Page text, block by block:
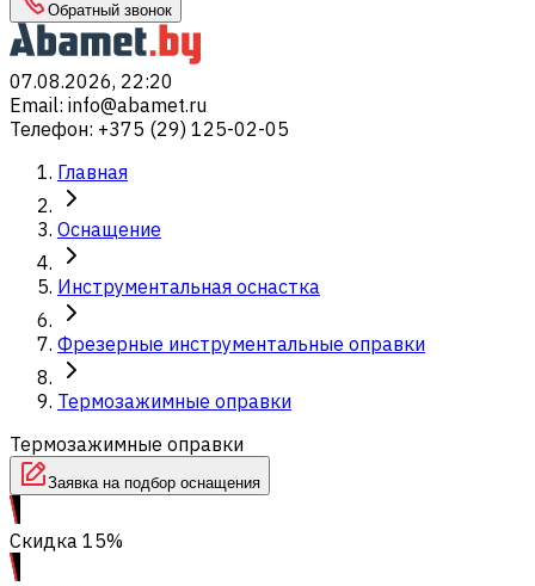
Обратный звонок
07.08.2026, 22:20
Email: info@abamet.ru
Телефон: +375 (29) 125-02-05
Главная
Оснащение
Инструментальная оснастка
Фрезерные инструментальные оправки
Термозажимные оправки
Термозажимные оправки
Заявка на подбор оснащения
Скидка 15%